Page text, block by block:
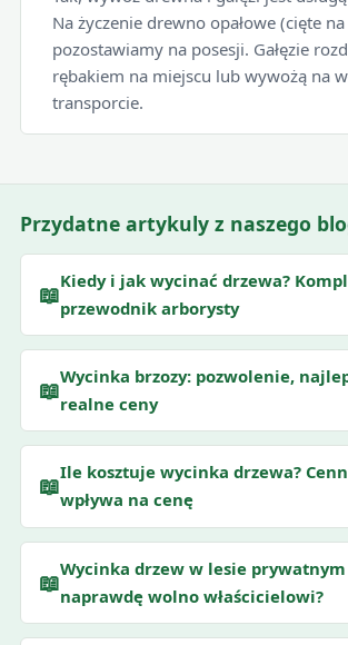
Na życzenie drewno opałowe (cięte na
pozostawiamy na posesji. Gałęzie
rębakiem na miejscu lub wywożą na
transporcie.
Przydatne artykuly z naszego
📖Kiedy i jak wycinać drzewa?
przewodnik arborysty
📖Wycinka brzozy: pozwolenie,
realne ceny
📖Ile kosztuje wycinka drzewa?
wpływa na cenę
📖Wycinka drzew w lesie
naprawdę wolno właścicielowi?